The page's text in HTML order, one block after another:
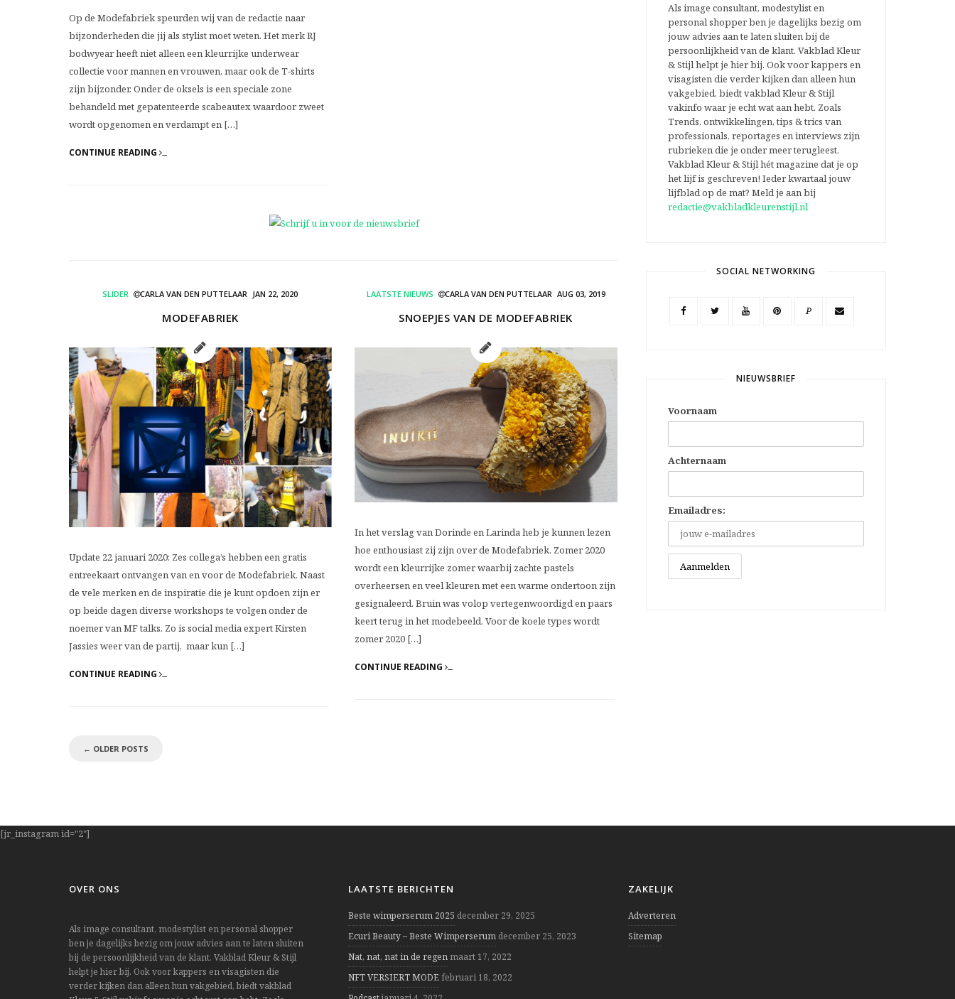
Op de Modefabriek speurden wij van de redactie naar
bijzonderheden die jij als stylist moet weten. Het merk RJ
bodwyear heeft niet alleen een kleurrijke underwear
collectie voor mannen en vrouwen, maar ook de T-shirts
zijn bijzonder. Onder de oksels is een speciale zone
behandeld met gepatenteerde scabeautex waardoor zweet
wordt opgenomen en verdampt en […]
CONTINUE READING
SLIDER CARLA VAN DEN PUTTELAAR JAN 22, 2020
MODEFABRIEK
Update 22 januari 2020: Zes collega’s hebben een gratis
entreekaart ontvangen van en voor de Modefabriek. Naast
de vele merken en de inspiratie die je kunt opdoen zijn er
op beide dagen diverse workshops te volgen onder de
noemer van MF talks. Zo is social media expert Kirsten
Jassies weer van de partij, maar kun […]
CONTINUE READING
LAATSTE NIEUWS CARLA VAN DEN PUTTELAAR AUG 03, 2019
SNOEPJES VAN DE MODEFABRIEK
In het verslag van Dorinde en Larinda heb je kunnen lezen
hoe enthousiast zij zijn over de Modefabriek. Zomer 2020
wordt een kleurrijke zomer waarbij zachte pastels
overheersen en veel kleuren met een warme ondertoon zijn
gesignaleerd. Bruin was volop vertegenwoordigd en paars
keert terug in het modebeeld. Voor de koele types wordt
zomer 2020 […]
CONTINUE READING
← OLDER POSTS
Als image consultant, modestylist en
personal shopper ben je dagelijks bezig om
jouw advies aan te laten sluiten bij de
persoonlijkheid van de klant. Vakblad Kleur
& Stijl helpt je hier bij. Ook voor kappers en
visagisten die verder kijken dan alleen hun
vakgebied, biedt vakblad Kleur & Stijl
vakinfo waar je echt wat aan hebt. Zoals
Trends, ontwikkelingen, tips & trics van
professionals, reportages en interviews zijn
rubrieken die je onder meer terugleest.
Vakblad Kleur & Stijl hét magazine dat je op
het lijf is geschreven! Ieder kwartaal jouw
lijfblad op de mat? Meld je aan bij
redactie@vakbladkleurenstijl.nl
SOCIAL NETWORKING
P
NIEUWSBRIEF
Voornaam
Achternaam
Emailadres:
[jr_instagram id="2"]
OVER ONS
Als image consultant, modestylist en personal shopper
ben je dagelijks bezig om jouw advies aan te laten sluiten
bij de persoonlijkheid van de klant. Vakblad Kleur & Stijl
helpt je hier bij. Ook voor kappers en visagisten die
verder kijken dan alleen hun vakgebied, biedt vakblad
LAATSTE BERICHTEN
Beste wimperserum 2025 december 29, 2025
Ecuri Beauty – Beste Wimperserum december 25, 2023
Nat, nat, nat in de regen maart 17, 2022
NFT VERSIERT MODEfebruari 18, 2022
ZAKELIJK
Adverteren
Sitemap